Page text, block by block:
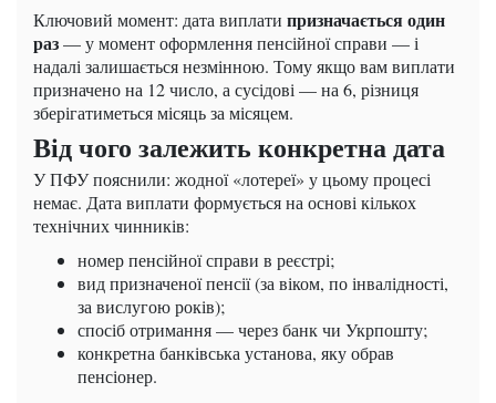
Ключовий момент: дата виплати призначається один
раз— у момент оформлення пенсійної справи — і
надалі залишається незмінною. Тому якщо вам виплати
призначено на 12 число, а сусідові — на 6, різниця
зберігатиметься місяць за місяцем.
Від чого залежить конкретна дата
У ПФУ пояснили: жодної «лотереї» у цьому процесі
немає. Дата виплати формується на основі кількох
технічних чинників:
номер пенсійної справи в реєстрі;
вид призначеної пенсії (за віком, по інвалідності,
за вислугою років);
спосіб отримання — через банк чи Укрпошту;
конкретна банківська установа, яку обрав
пенсіонер.